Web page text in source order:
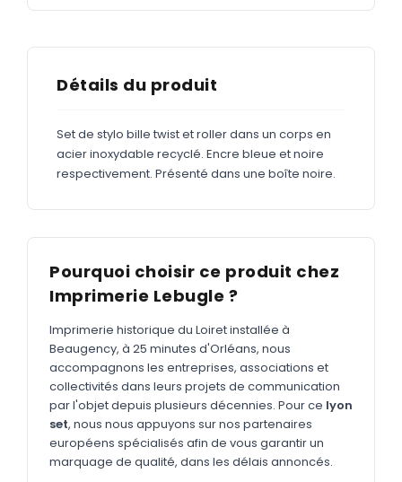
ADHÉSIFS
Étiquettes adhésives
Étiquettes adhésives en bobine
Adhésifs vitrine
MARQUAGE TEXTILE
Tee-shirts
Polos
Sweatshirts
GOODIES
Catalogue complet Nouveau
Détails du produit
Set de stylo bille twist et roller dans un corps en
acier inoxydable recyclé. Encre bleue et noire
respectivement. Présenté dans une boîte noire.
Pourquoi choisir ce produit chez
Imprimerie Lebugle ?
Imprimerie historique du Loiret installée à
Beaugency, à 25 minutes d'Orléans, nous
accompagnons les entreprises, associations et
collectivités dans leurs projets de communication
par l'objet depuis plusieurs décennies. Pour ce lyon
set, nous nous appuyons sur nos partenaires
européens spécialisés afin de vous garantir un
marquage de qualité, dans les délais annoncés.